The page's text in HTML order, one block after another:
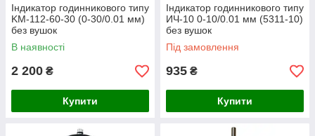
Індикатор годинникового типу
KM-112-60-30 (0-30/0.01 мм)
без вушок
В наявності
2 200 ₴
Купити
Індикатор годинникового типу
ИЧ-10 0-10/0.01 мм (5311-10)
без вушок
Під замовлення
935 ₴
Купити